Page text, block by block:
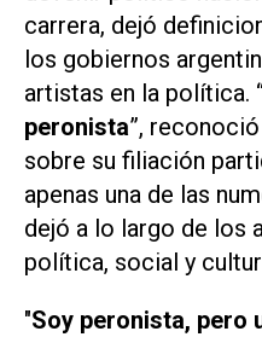
carrera, dejó
los gobiernos
artistas en la política.
peronista”,
sobre su filiación
apenas una de las
dejó a lo largo de los
política, social y
"Soy peronista, pero